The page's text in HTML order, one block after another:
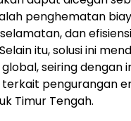
penghematan
dan
itu, solusi ini
seiring dengan
pengurangan
Timur Tengah.